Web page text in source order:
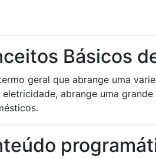
Básicos
geral que abrange uma
abrange uma